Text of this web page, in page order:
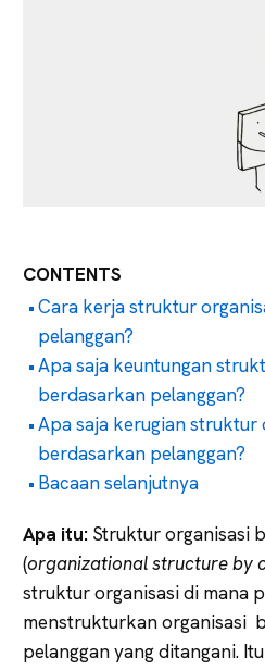
CONTENTS
Cara kerja struktur
pelanggan?
Apa saja keuntungan
berdasarkan pelanggan?
Apa saja kerugian struktur
berdasarkan pelanggan?
Bacaan selanjutnya
Apa itu: Struktur organisasi
(organizational structure by
struktur organisasi di mana
menstrukturkan organisasi
pelanggan yang ditangani.